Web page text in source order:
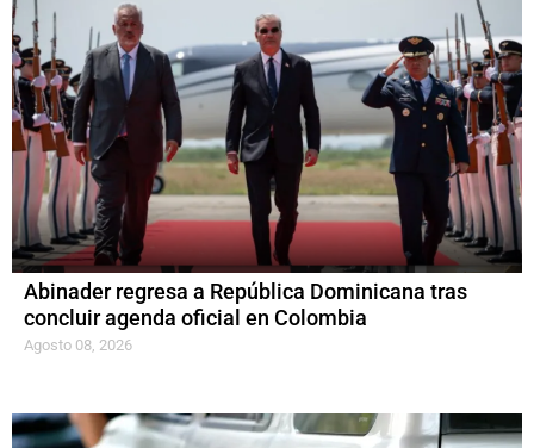
Abinader regresa a República Dominicana tras
concluir agenda oficial en Colombia
Agosto 08, 2026